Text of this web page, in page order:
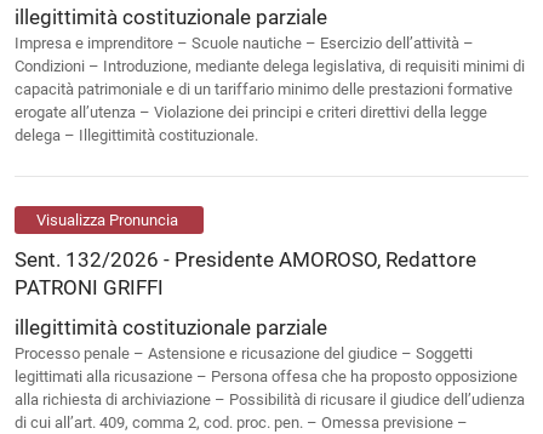
illegittimità costituzionale parziale
Impresa e imprenditore – Scuole nautiche – Esercizio dell’attività –
Condizioni – Introduzione, mediante delega legislativa, di requisiti minimi di
capacità patrimoniale e di un tariffario minimo delle prestazioni formative
erogate all’utenza – Violazione dei principi e criteri direttivi della legge
delega – Illegittimità costituzionale.
Visualizza Pronuncia
Sent. 132/2026 - Presidente AMOROSO, Redattore
PATRONI GRIFFI
illegittimità costituzionale parziale
Processo penale – Astensione e ricusazione del giudice – Soggetti
legittimati alla ricusazione – Persona offesa che ha proposto opposizione
alla richiesta di archiviazione – Possibilità di ricusare il giudice dell’udienza
di cui all’art. 409, comma 2, cod. proc. pen. – Omessa previsione –